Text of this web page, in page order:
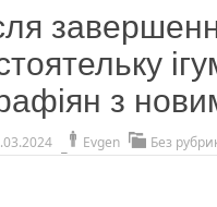
з
Evgen Без